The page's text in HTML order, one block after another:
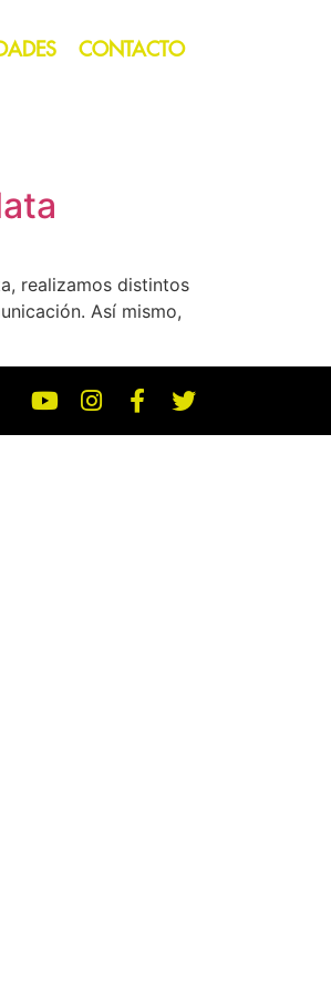
CONTACTO
realizamos distintos
Así mismo,